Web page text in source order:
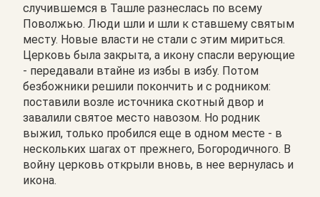
случившемся в Ташле разнеслась по всему
Поволжью. Люди шли и шли к ставшему святым
месту. Новые власти не стали с этим мириться.
Церковь была закрыта, а икону спасли верующие
- передавали втайне из избы в избу. Потом
безбожники решили покончить и с родником:
поставили возле источника скотный двор и
завалили святое место навозом. Но родник
выжил, только пробился еще в одном месте - в
нескольких шагах от прежнего, Богородичного. В
войну церковь открыли вновь, в нее вернулась и
икона.